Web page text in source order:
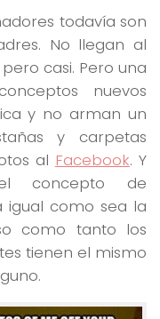
todavía son
No llegan al
casi. Pero una
nuevos
y no arman un
y carpetas
al Facebook. Y
concepto de
igual como sea la
como tanto los
tienen el mismo